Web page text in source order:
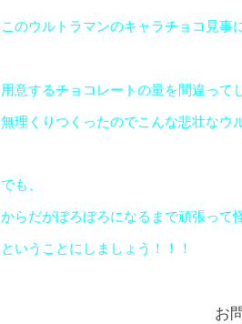
このウルトラマンのキャラチョコ見事
用意するチョコレートの量を間違って
無理くりつくったのでこんな悲壮なウ
でも、
からだがぼろぼろになるまで頑張って
ということにしましょう！！！
お